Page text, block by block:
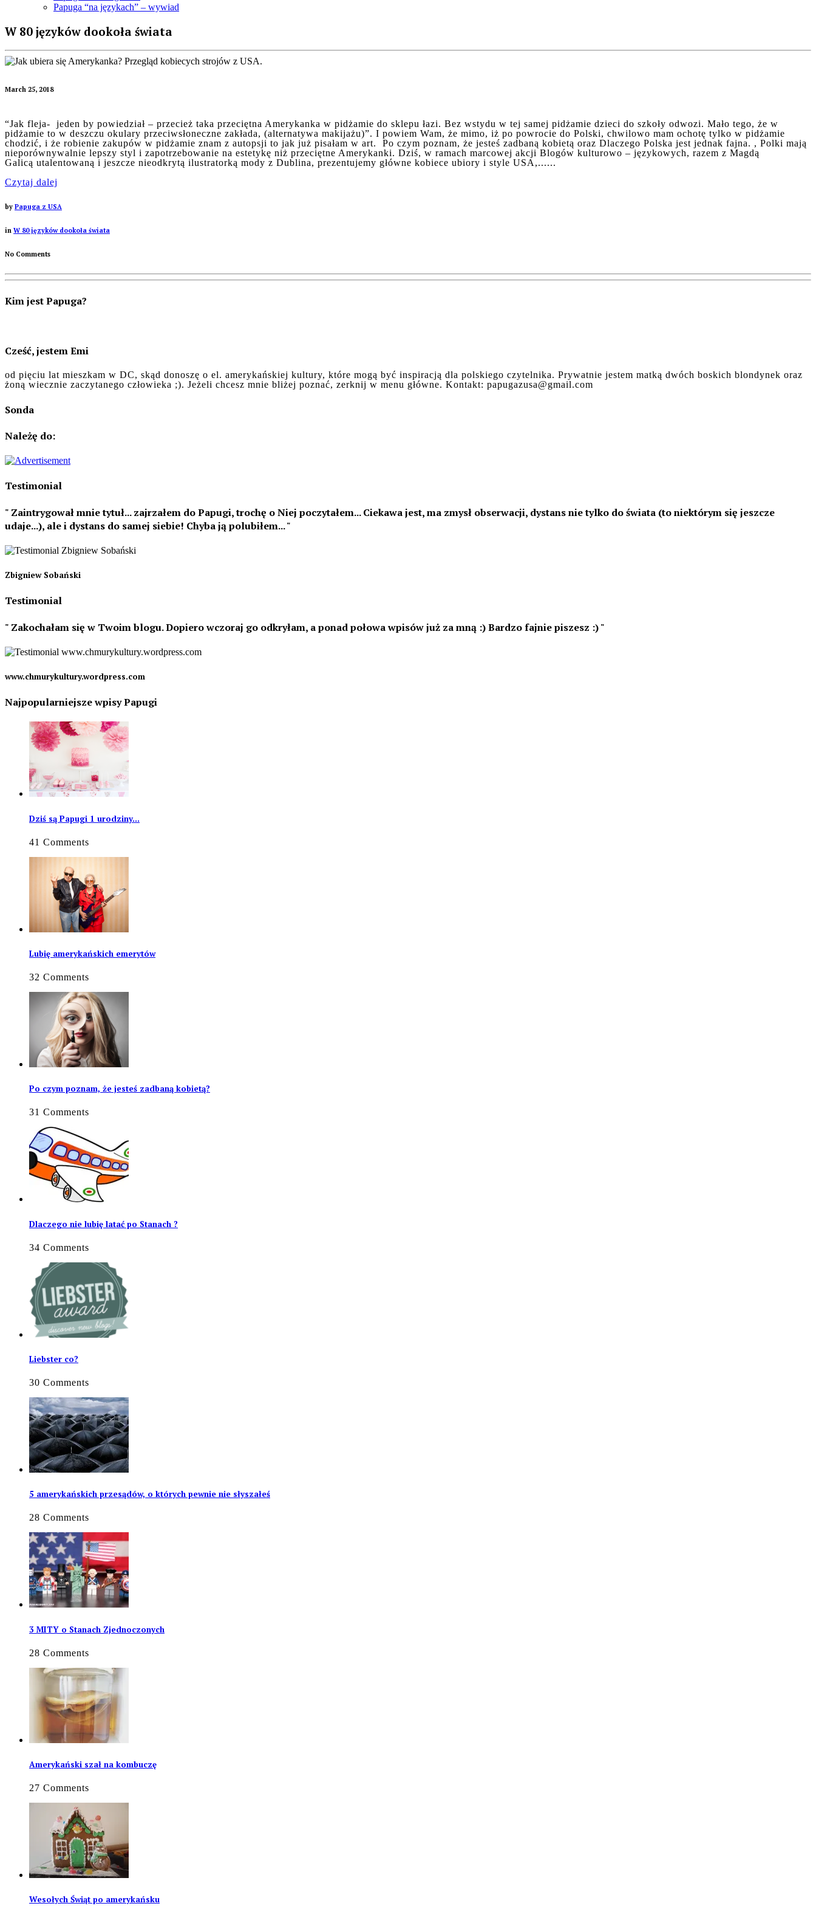
Papuga “na językach” – wywiad
W 80 języków dookoła świata
March 25, 2018
“Jak fleja- jeden by powiedział – przecież taka przeciętna Amerykanka w pidżamie do sklepu łazi. Bez wstydu w tej samej pidżamie dzieci do szkoły odwozi. Mało tego, że w
pidżamie to w deszczu okulary przeciwsłoneczne zakłada, (alternatywa makijażu)”. I powiem Wam, że mimo, iż po powrocie do Polski, chwilowo mam ochotę tylko w pidżamie
chodzić, i że robienie zakupów w pidżamie znam z autopsji to jak już pisałam w art. Po czym poznam, że jesteś zadbaną kobietą oraz Dlaczego Polska jest jednak fajna. , Polki mają
nieporównywalnie lepszy styl i zapotrzebowanie na estetykę niż przeciętne Amerykanki. Dziś, w ramach marcowej akcji Blogów kulturowo – językowych, razem z Magdą
Galicą utalentowaną i jeszcze nieodkrytą ilustratorką mody z Dublina, prezentujemy główne kobiece ubiory i style USA,......
Czytaj dalej
by Papuga z USA
in W 80 języków dookoła świata
No Comments
Kim jest Papuga?
Cześć, jestem Emi
od pięciu lat mieszkam w DC, skąd donoszę o el. amerykańskiej kultury, które mogą być inspiracją dla polskiego czytelnika. Prywatnie jestem matką dwóch boskich blondynek oraz
żoną wiecznie zaczytanego człowieka ;). Jeżeli chcesz mnie bliżej poznać, zerknij w menu główne. Kontakt: papugazusa@gmail.com
Sonda
Należę do:
Testimonial
Zaintrygował mnie tytuł... zajrzałem do Papugi, trochę o Niej poczytałem... Ciekawa jest, ma zmysł obserwacji, dystans nie tylko do świata (to niektórym się jeszcze
udaje...), ale i dystans do samej siebie! Chyba ją polubiłem...
Zbigniew Sobański
Testimonial
Zakochałam się w Twoim blogu. Dopiero wczoraj go odkryłam, a ponad połowa wpisów już za mną :) Bardzo fajnie piszesz :)
www.chmurykultury.wordpress.com
Najpopularniejsze wpisy Papugi
Dziś są Papugi 1 urodziny…
41 Comments
Lubię amerykańskich emerytów
32 Comments
Po czym poznam, że jesteś zadbaną kobietą?
31 Comments
Dlaczego nie lubię latać po Stanach ?
34 Comments
Liebster co?
30 Comments
5 amerykańskich przesądów, o których pewnie nie słyszałeś
28 Comments
3 MITY o Stanach Zjednoczonych
28 Comments
Amerykański szał na kombuczę
27 Comments
Wesołych Świąt po amerykańsku